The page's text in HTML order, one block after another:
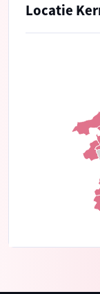
Locatie